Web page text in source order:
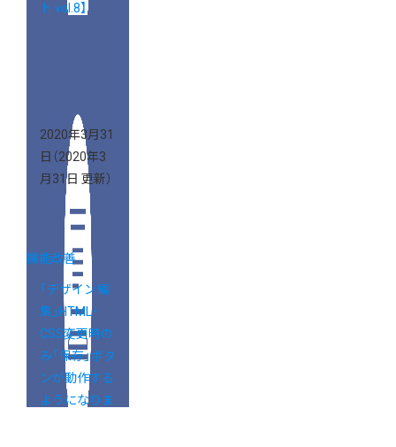
ト vol.8】
2020年3月31
日 （2020年3
月31日 更新）
機能改善
「デザイン編
集」HTML・
CSS変更時の
み「保存」ボタ
ンが動作する
ようになりま